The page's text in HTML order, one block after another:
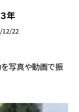
年
12/22
写真や動画で振